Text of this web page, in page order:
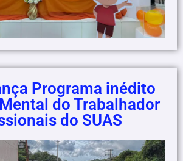
Programa inédito
do Trabalhador
do SUAS